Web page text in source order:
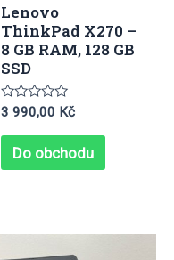
Lenovo
ThinkPad X270 –
8 GB RAM, 128 GB
SSD
Hodnocení
z
3 990,00 Kč
Do obchodu